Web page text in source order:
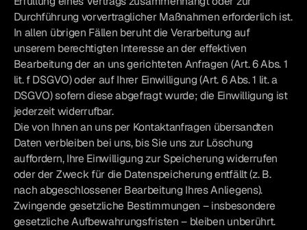
Durchführung vorvertraglicher Maßnahmen erforderlich ist.
In allen übrigen Fällen beruht die Verarbeitung auf
unserem berechtigten Interesse an der effektiven
Bearbeitung der an uns gerichteten Anfragen (Art. 6 Abs. 1
lit. f DSGVO) oder auf Ihrer Einwilligung (Art. 6 Abs. 1 lit. a
DSGVO) sofern diese abgefragt wurde; die Einwilligung ist
jederzeit widerrufbar.
Die von Ihnen an uns per Kontaktanfragen übersandten
Daten verbleiben bei uns, bis Sie uns zur Löschung
auffordern, Ihre Einwilligung zur Speicherung widerrufen
oder der Zweck für die Datenspeicherung entfällt (z. B.
nach abgeschlossener Bearbeitung Ihres Anliegens).
Zwingende gesetzliche Bestimmungen – insbesondere
gesetzliche Aufbewahrungsfristen – bleiben unberührt.